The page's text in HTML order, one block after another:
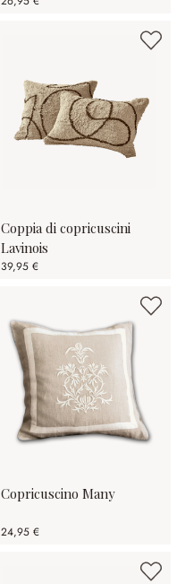
Coppia di copricuscini
Lavinois
39,95 €
Copricuscino Many
24,95 €